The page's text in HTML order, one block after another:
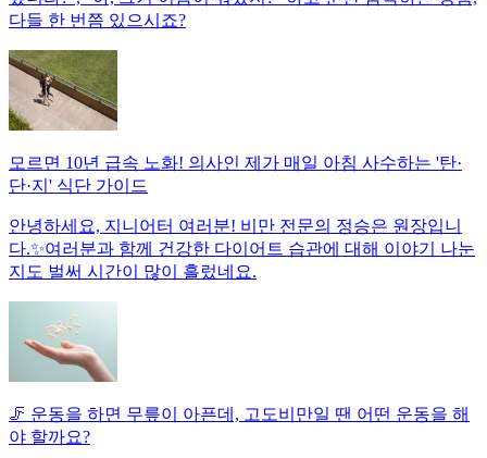
다들 한 번쯤 있으시죠?
모르면 10년 급속 노화! 의사인 제가 매일 아침 사수하는 '탄·
단·지' 식단 가이드
안녕하세요, 지니어터 여러분! 비만 전문의 정승은 원장입니
다.✨여러분과 함께 건강한 다이어트 습관에 대해 이야기 나눈
지도 벌써 시간이 많이 흘렀네요.
🦵 운동을 하면 무릎이 아픈데, 고도비만일 땐 어떤 운동을 해
야 할까요?